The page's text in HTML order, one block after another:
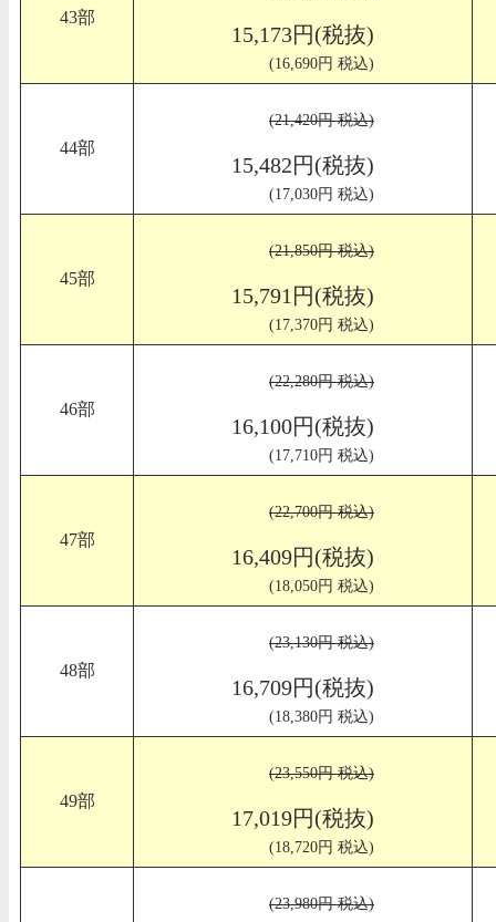
43部
15,173円(税抜)
(16,690円 税込)
44部
(21,420円 税込)
15,482円(税抜)
(17,030円 税込)
45部
(21,850円 税込)
15,791円(税抜)
(17,370円 税込)
46部
(22,280円 税込)
16,100円(税抜)
(17,710円 税込)
47部
(22,700円 税込)
16,409円(税抜)
(18,050円 税込)
48部
(23,130円 税込)
16,709円(税抜)
(18,380円 税込)
49部
(23,550円 税込)
17,019円(税抜)
(18,720円 税込)
(23,980円 税込)